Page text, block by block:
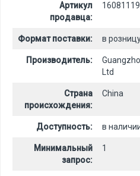
Артикул
продавца:
16081119
Формат поставки: в
Производитель:
Ltd
Страна
происхождения:
China
Доступность: в
Минимальный
запрос:
1